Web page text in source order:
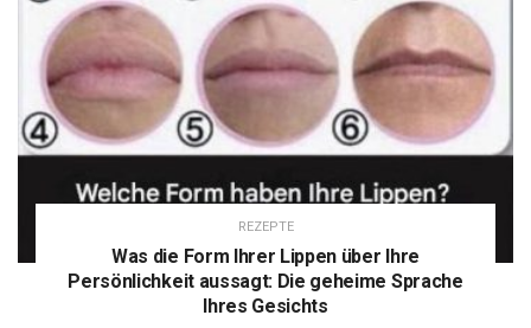
REZEPTE
Was die Form Ihrer Lippen über Ihre
Persönlichkeit aussagt: Die geheime Sprache
Ihres Gesichts